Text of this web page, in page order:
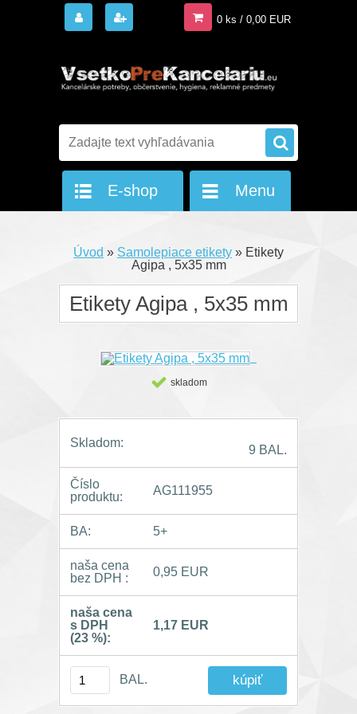
0 ks / 0,00 EUR
E-shop Menu
Úvod » Samolepiace etikety » Etikety
Agipa , 5x35 mm
Etikety Agipa , 5x35 mm
skladom
Skladom:
9 BAL.
Číslo
produktu:
AG111955
BA: 5+
naša cena
bez DPH :
0,95 EUR
naša cena
s DPH
(23 %):
1,17 EUR
BAL.